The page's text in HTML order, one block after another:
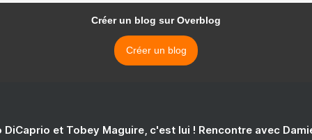
Créer un blog sur Overblog
Créer un blog
DiCaprio et Tobey Maguire, c'est lui ! Rencontre avec